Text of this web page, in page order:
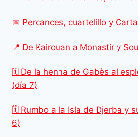
📅 Percances, cuartelillo y
📍 De Kairouan a Monastir y
🗓️ De la henna de Gabès al
(día 7)
🗓️ Rumbo a la Isla de Djerba y
6)